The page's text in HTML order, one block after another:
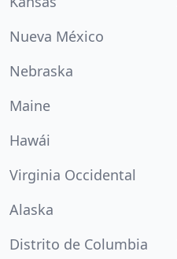
Nueva México
Nebraska
Maine
Hawái
Virginia Occidental
Alaska
Distrito de Columbia